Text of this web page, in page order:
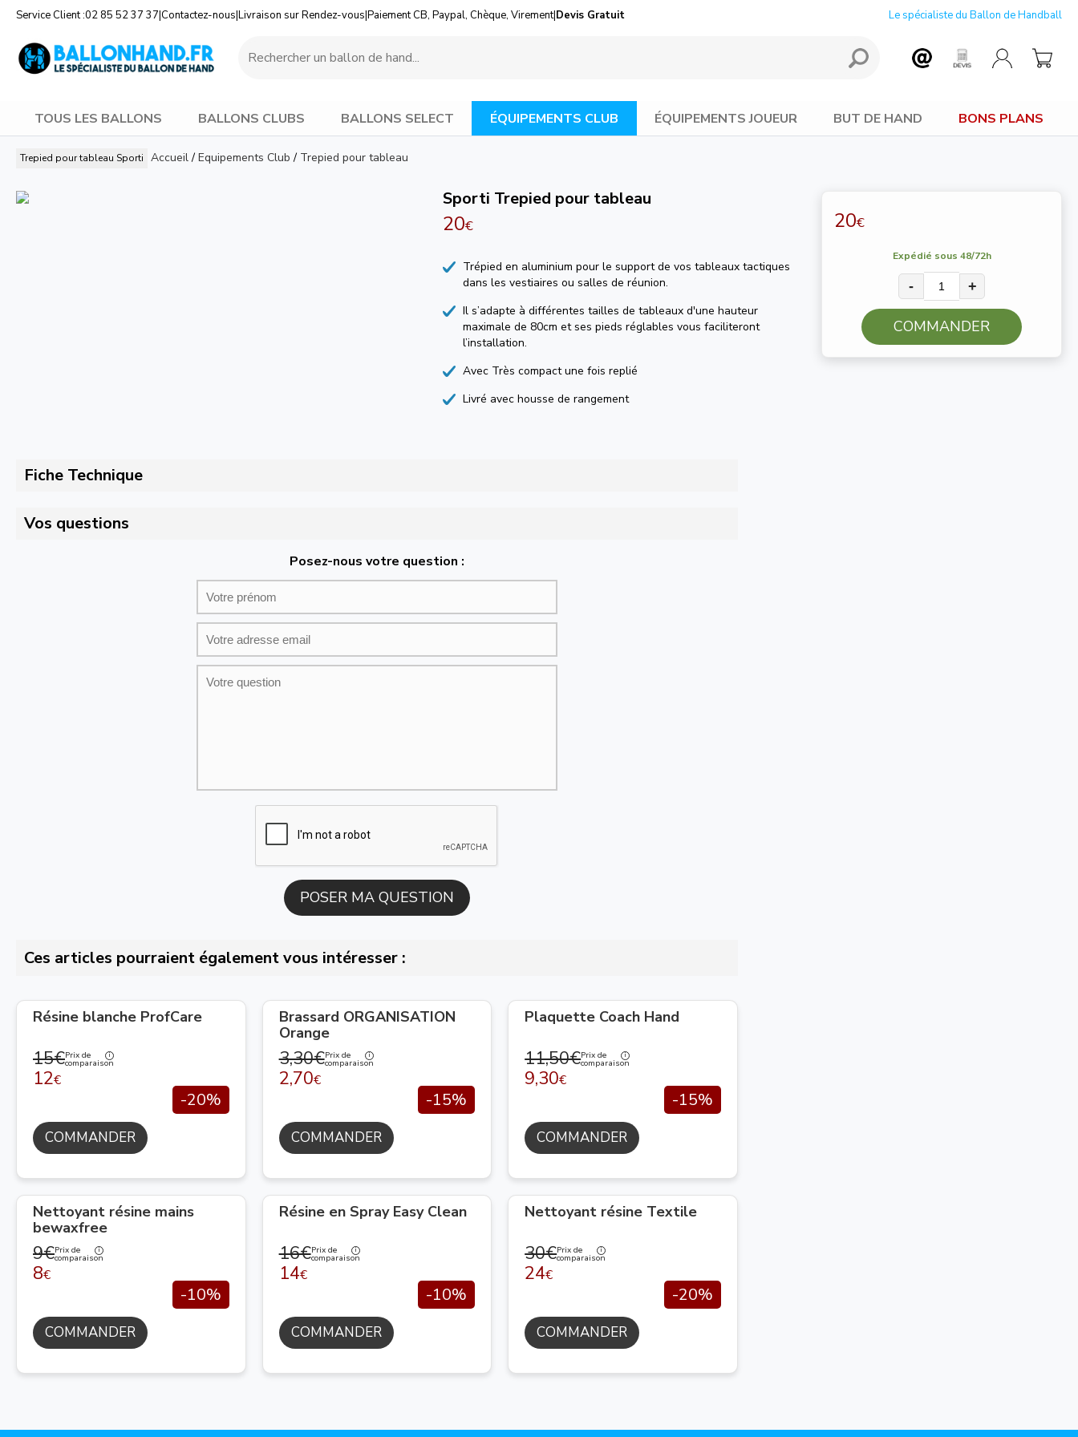
Service Client :02 85 52 37 37|Contactez-nous|Livraison sur Rendez-vous|Paiement CB, Paypal, Chèque, Virement|Devis Gratuit Le spécialiste du Ballon de Handball
TOUS LES BALLONS BALLONS CLUBS BALLONS SELECT ÉQUIPEMENTS CLUB ÉQUIPEMENTS JOUEUR BUT DE HAND BONS PLANS
Trepied pour tableau Sporti Accueil/ Equipements Club / Trepied pour tableau
20€
Expédié sous 48/72h
- +
COMMANDER
Sporti Trepied pour tableau
20€
Trépied en aluminium pour le support de vos tableaux tactiques
dans les vestiaires ou salles de réunion.
Il s’adapte à différentes tailles de tableaux d'une hauteur
maximale de 80cm et ses pieds réglables vous faciliteront
l’installation.
Avec Très compact une fois replié
Livré avec housse de rangement
Fiche Technique
Vos questions
Posez-nous votre question :
Ces articles pourraient également vous intéresser :
Résine blanche ProfCare
15€Prix de
comparaison
12€
-20%
COMMANDER
Brassard ORGANISATION
Orange
3,30€Prix de
comparaison
2,70€
-15%
COMMANDER
Plaquette Coach Hand
11,50€Prix de
comparaison
9,30€
-15%
COMMANDER
Nettoyant résine mains
bewaxfree
9€Prix de
comparaison
8€
-10%
COMMANDER
Résine en Spray Easy Clean
16€Prix de
comparaison
14€
-10%
COMMANDER
Nettoyant résine Textile
30€Prix de
comparaison
24€
-20%
COMMANDER